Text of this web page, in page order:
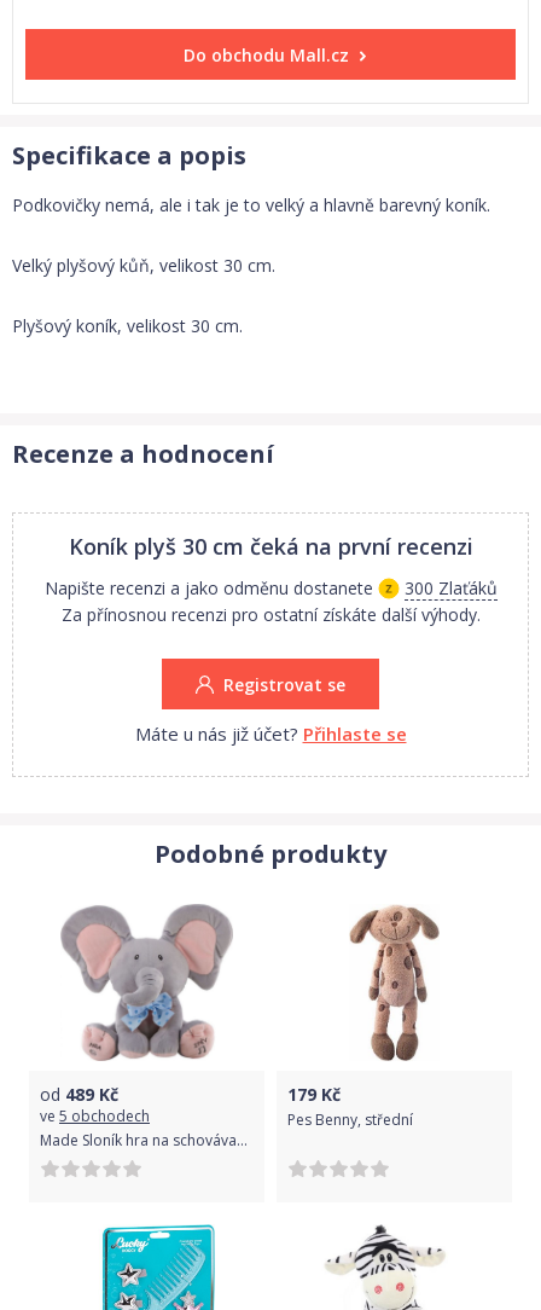
Do obchodu Mall.cz
Specifikace a popis
Podkovičky nemá, ale i tak je to velký a hlavně barevný koník.
Velký plyšový kůň, velikost 30 cm.
Plyšový koník, velikost 30 cm.
Recenze a hodnocení
Koník plyš 30 cm čeká na první recenzi
Napište recenzi a jako odměnu dostanete
300 Zlaťáků
Za přínosnou recenzi pro ostatní získáte další výhody.
Registrovat se
Máte u nás již účet? Přihlaste se
Podobné produkty
od 489 Kč
ve 5 obchodech
Made Sloník hra na schovávanou
179 Kč
Pes Benny, střední